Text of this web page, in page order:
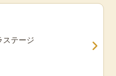
ステージ